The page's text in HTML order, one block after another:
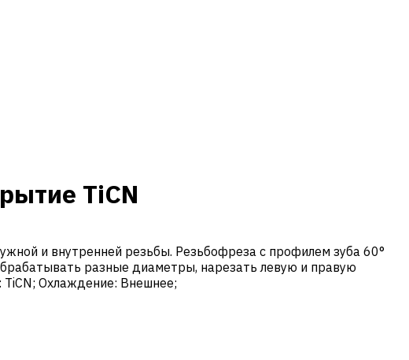
TiCN
и внутренней резьбы. Резьбофреза с профилем зуба 60°
разные диаметры, нарезать левую и правую
Охлаждение: Внешнее;